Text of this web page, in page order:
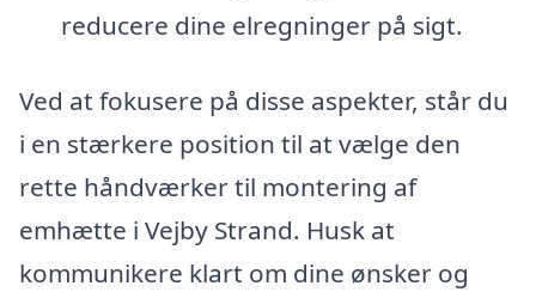
reducere dine elregninger på sigt.
Ved at fokusere på disse aspekter, står du
i en stærkere position til at vælge den
rette håndværker til montering af
emhætte i Vejby Strand. Husk at
kommunikere klart om dine ønsker og